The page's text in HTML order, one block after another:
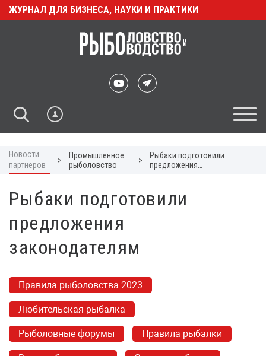
ЖУРНАЛ ДЛЯ БИЗНЕСА, НАУКИ И ПРАКТИКИ
Новости
партнеров
>
Промышленное
рыболовство
>
Рыбаки подготовили
предложения
Рыбаки подготовили
предложения
законодателям
Правила рыболовства 2023
Любительская рыбалка
Рыболовные форумы Правила рыбалки